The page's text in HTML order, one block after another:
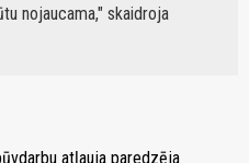
nojaucama," skaidroja
atļauja paredzēja